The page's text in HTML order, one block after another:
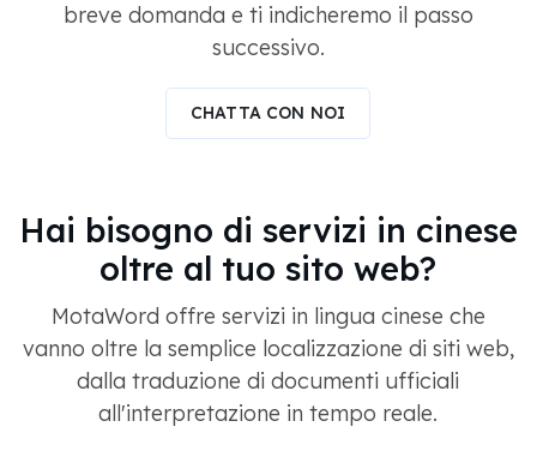
breve domanda e ti indicheremo il passo
successivo.
CHATTA CON NOI
Hai bisogno di servizi in cinese
oltre al tuo sito web?
MotaWord offre servizi in lingua cinese che
vanno oltre la semplice localizzazione di siti web,
dalla traduzione di documenti ufficiali
all'interpretazione in tempo reale.